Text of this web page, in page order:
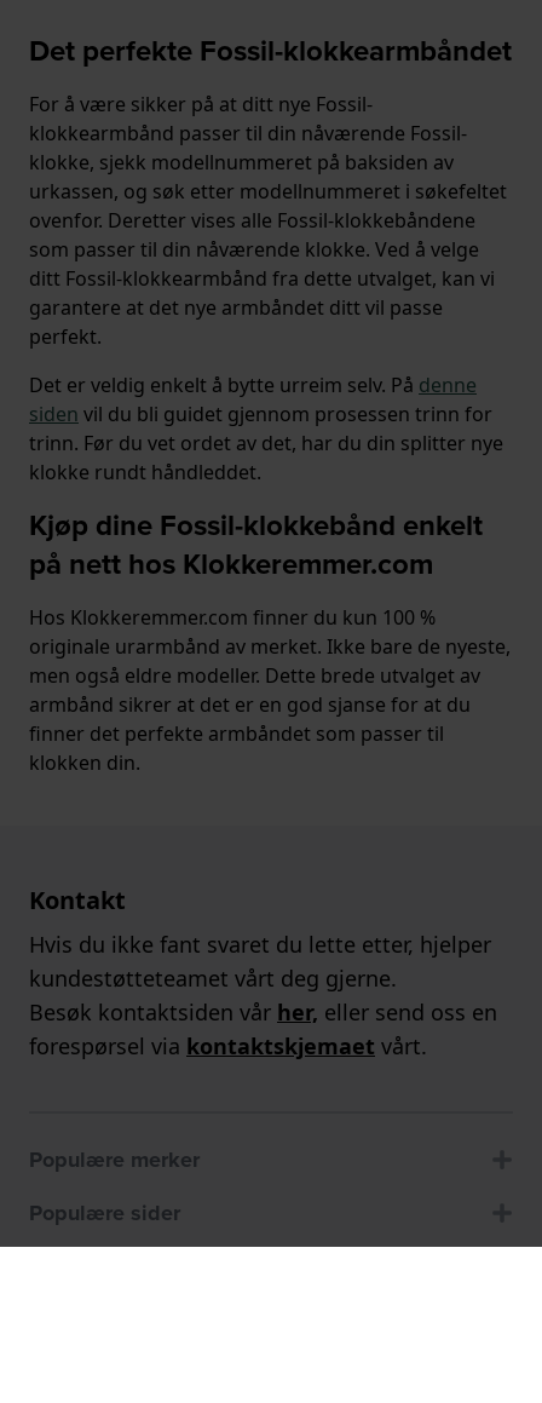
Det perfekte Fossil-klokkearmbåndet
For å være sikker på at ditt nye Fossil-
klokkearmbånd passer til din nåværende Fossil-
klokke, sjekk modellnummeret på baksiden av
urkassen, og søk etter modellnummeret i søkefeltet
ovenfor. Deretter vises alle Fossil-klokkebåndene
som passer til din nåværende klokke. Ved å velge
ditt Fossil-klokkearmbånd fra dette utvalget, kan vi
garantere at det nye armbåndet ditt vil passe
perfekt.
Det er veldig enkelt å bytte urreim selv. På denne
siden vil du bli guidet gjennom prosessen trinn for
trinn. Før du vet ordet av det, har du din splitter nye
klokke rundt håndleddet.
Kjøp dine Fossil-klokkebånd enkelt
på nett hos Klokkeremmer.com
Hos Klokkeremmer.com finner du kun 100 %
originale urarmbånd av merket. Ikke bare de nyeste,
men også eldre modeller. Dette brede utvalget av
armbånd sikrer at det er en god sjanse for at du
finner det perfekte armbåndet som passer til
klokken din.
Kontakt
Hvis du ikke fant svaret du lette etter, hjelper
kundestøtteteamet vårt deg gjerne.
Besøk kontaktsiden vår her, eller send oss en
forespørsel via kontaktskjemaet vårt.
Populære merker
Populære sider